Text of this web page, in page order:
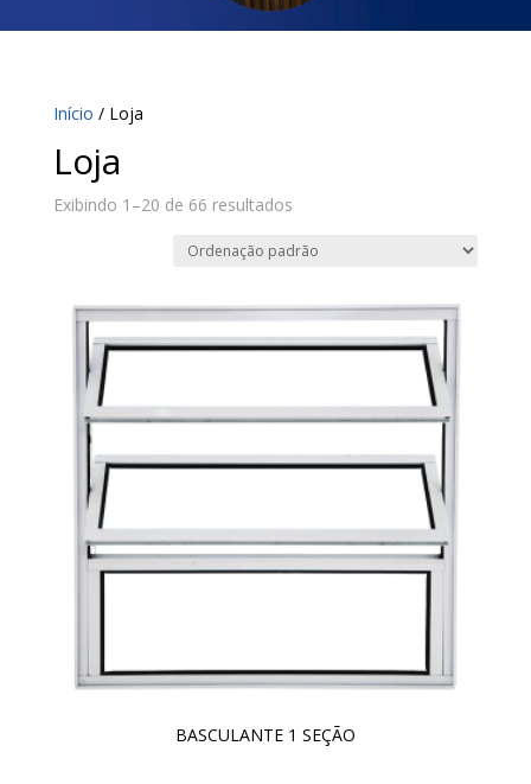
Início / Loja
Loja
Exibindo 1–20 de 66 resultados
BASCULANTE 1 SEÇÃO